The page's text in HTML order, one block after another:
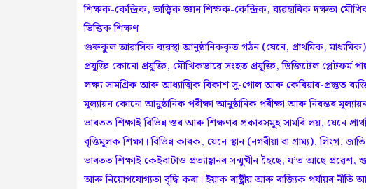
শিক্ষক-কেন্দ্ৰিক, তাত্ত্বিক জ্ঞান শিক্ষক-কেন্দ্ৰিক, ব্যৱহাৰিক দক্ষতা
ভিত্তিক শিক্ষণ
গুৰুকুল আৱাসিক ব্যৱস্থা আনুষ্ঠানিককৃত গঠন (যেনে, প্ৰাথমিক, মাধ্যমিক)
প্ৰযুক্তি কোনো প্ৰযুক্তি, মৌখিকভাৱে সংহত প্ৰযুক্তি, ডিজিটেল প্লেটফৰ্ম
লক্ষ্য সামগ্ৰিক আৰু আধ্যাত্মিক বিকাশ সু-গোল আৰু কেৰিয়াৰ-প্ৰস্তুত
মূল্যায়ন কোনো আনুষ্ঠানিক পৰীক্ষা আনুষ্ঠানিক পৰীক্ষা আৰু নিৰন্তৰ
ভাৰতত শিক্ষাই বিভিন্ন স্তৰ আৰু শিক্ষণৰ প্ৰকাৰসমূহ সামৰি লয়, যেনে
বৃত্তিমূলক শিক্ষা। বিভিন্ন কাৰক, যেনে স্থান (নগৰীয়া বা গ্ৰাম্য), লিংগ,
ভাৰতত শিক্ষাই কেইবাটাও প্ৰত্যাহ্বানৰ সন্মুখীন হৈছে, য’ত আছে
আৰু নিয়োগযোগ্যতা বৃদ্ধি কৰা। ইয়াক ৰাষ্ট্ৰীয় আৰু ৰাজ্যিক পৰ্যায়ৰ নীতি আৰু